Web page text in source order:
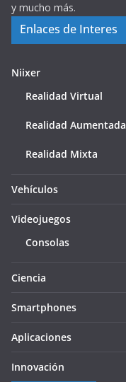
y mucho más.
Enlaces de Interes
Niixer
Realidad Virtual
Realidad Aumentada
Realidad Mixta
Vehículos
Videojuegos
Consolas
Ciencia
Smartphones
Aplicaciones
Innovación